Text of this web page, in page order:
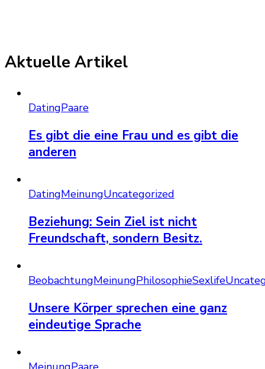
Aktuelle Artikel
DatingPaare
Es gibt die eine Frau und es gibt die
anderen
DatingMeinungUncategorized
Beziehung: Sein Ziel ist nicht
Freundschaft, sondern Besitz.
BeobachtungMeinungPhilosophieSexlife
Unsere Körper sprechen eine ganz
eindeutige Sprache